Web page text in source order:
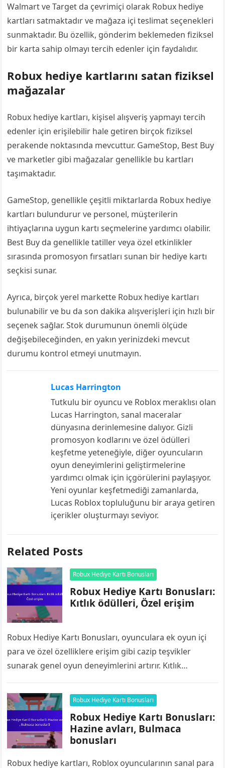
Walmart ve Target da çevrimiçi olarak Robux hediye
kartları satmaktadır ve mağaza içi teslimat seçenekleri
sunmaktadır. Bu özellik, gönderim beklemeden fiziksel
bir karta sahip olmayı tercih edenler için faydalıdır.
Robux hediye kartlarını satan fiziksel
mağazalar
Robux hediye kartları, kişisel alışveriş yapmayı tercih
edenler için erişilebilir hale getiren birçok fiziksel
perakende noktasında mevcuttur. GameStop, Best Buy
ve marketler gibi mağazalar genellikle bu kartları
taşımaktadır.
GameStop, genellikle çeşitli miktarlarda Robux hediye
kartları bulundurur ve personel, müşterilerin
ihtiyaçlarına uygun kartı seçmelerine yardımcı olabilir.
Best Buy da genellikle tatiller veya özel etkinlikler
sırasında promosyon fırsatları sunan bir hediye kartı
seçkisi sunar.
Ayrıca, birçok yerel markette Robux hediye kartları
bulunabilir ve bu da son dakika alışverişleri için hızlı bir
seçenek sağlar. Stok durumunun önemli ölçüde
değişebileceğinden, en yakın yerinizdeki mevcut
durumu kontrol etmeyi unutmayın.
Lucas Harrington
Tutkulu bir oyuncu ve Roblox meraklısı olan
Lucas Harrington, sanal maceralar
dünyasına derinlemesine dalıyor. Gizli
promosyon kodlarını ve özel ödülleri
keşfetme yeteneğiyle, diğer oyuncuların
oyun deneyimlerini geliştirmelerine
yardımcı olmak için içgörülerini paylaşıyor.
Yeni oyunlar keşfetmediği zamanlarda,
Lucas Roblox topluluğunu bir araya getiren
içerikler oluşturmayı seviyor.
Related Posts
Robux Hediye Kartı Bonusları
Robux Hediye Kartı Bonusları:
Kıtlık ödülleri, Özel erişim
Robux Hediye Kartı Bonusları, oyunculara ek oyun içi
para ve özel özelliklere erişim gibi cazip teşvikler
sunarak genel oyun deneyimlerini artırır. Kıtlık
Robux Hediye Kartı Bonusları
Robux Hediye Kartı Bonusları:
Hazine avları, Bulmaca
bonusları
Robux hediye kartları, Roblox oyuncularının sanal para